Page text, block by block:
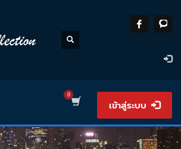
เข้าสู่ระบบ